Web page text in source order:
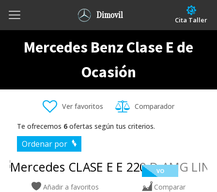
Dimovil Cita Taller
Mercedes Benz Clase E de
Ocasión
Ver favoritos Comparador
Te ofrecemos 6 ofertas según tus criterios.
Ordenar por
VO
Añadir a favoritos Comparar